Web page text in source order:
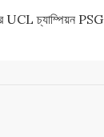
UCL চ্যাম্পিয়ন PSG